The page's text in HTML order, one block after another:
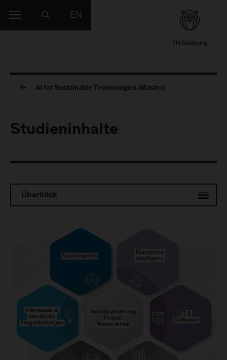
EN
AI for Sustainable Technologies (Master)
Studieninhalte
Überblick